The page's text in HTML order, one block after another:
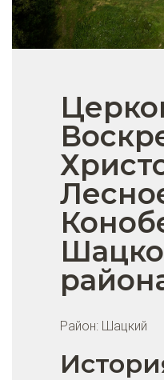
Район: Шацкий